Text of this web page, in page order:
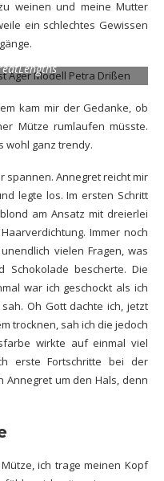
weinen und meine Mutter
ein schlechtes Gewissen
und Verdichtung mit
kam mir der Gedanke, ob
Mütze rumlaufen müsste.
wohl ganz trendy.
spannen. Annegret reicht mir
legte los. Im ersten Schritt
am Ansatz mit dreierlei
Immer noch
vielen Fragen, was
Schokolade bescherte. Die
war ich geschockt als ich
Oh Gott dachte ich, jetzt
trocknen, sah ich die jedoch
wirkte auf einmal viel
erste Fortschritte bei der
Annegret um den Hals, denn
ich trage meinen Kopf